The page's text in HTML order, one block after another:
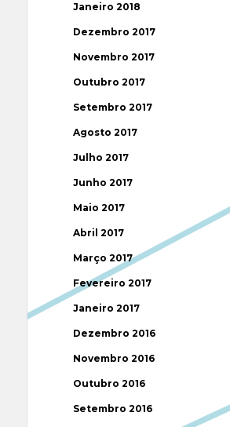
Janeiro 2018
Dezembro 2017
Novembro 2017
Outubro 2017
Setembro 2017
Agosto 2017
Julho 2017
Junho 2017
Maio 2017
Abril 2017
Março 2017
Fevereiro 2017
Janeiro 2017
Dezembro 2016
Novembro 2016
Outubro 2016
Setembro 2016